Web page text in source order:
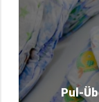
Pul-